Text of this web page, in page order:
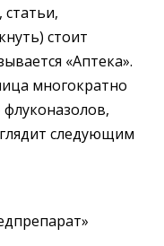
статьи,
стоит
«Аптека».
многократно
следующим